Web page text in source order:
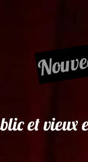
et vieux